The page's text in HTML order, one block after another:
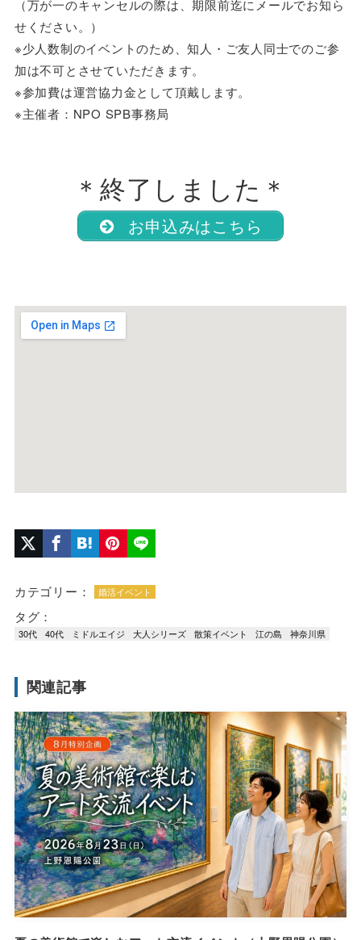
（万が一のキャンセルの際は、期限前迄にメールでお知ら
せください。）
※少人数制のイベントのため、知人・ご友人同士でのご参
加は不可とさせていただきます。
※参加費は運営協力金として頂戴します。
※主催者：NPO SPB事務局
＊終了しました＊
お申込みはこちら
カテゴリー： 婚活イベント
タグ：
30代 40代 ミドルエイジ 大人シリーズ 散策イベント 江の島 神奈川県
関連記事